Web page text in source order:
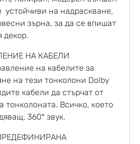
на надраскване,
зърна, за да се впишат
декор.
НА КАБЕЛИ
на кабелите за
на тези тонколони Dolby
кабели да стърчат от
тонколоната. Всичко, което
360° звук.